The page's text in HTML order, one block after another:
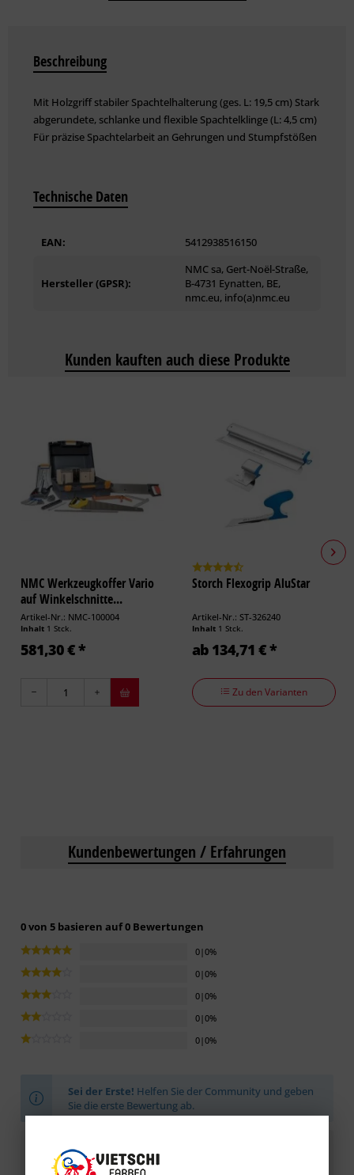
Beschreibung
Mit Holzgriff stabiler Spachtelhalterung (ges. L: 19,5 cm) Stark
abgerundete, schlanke und flexible Spachtelklinge (L: 4,5 cm)
Für präzise Spachtelarbeit an Gehrungen und Stumpfstößen
Technische Daten
EAN: 5412938516150
Hersteller (GPSR):
NMC sa, Gert-Noël-Straße,
B-4731 Eynatten, BE,
nmc.eu, info(a)nmc.eu
Kunden kauften auch diese Produkte
NMC Werkzeugkoffer Vario
auf Winkelschnitte...
Artikel-Nr.: NMC-100004
Inhalt 1 Stck.
581,30 € *
Storch Flexogrip AluStar
Artikel-Nr.: ST-326240
Inhalt 1 Stck.
ab 134,71 € *
Zu den Varianten
Kundenbewertungen / Erfahrungen
0 von 5 basieren auf 0 Bewertungen
0|0%
0|0%
0|0%
0|0%
0|0%
Sei der Erste! Helfen Sie der Community und geben
Sie die erste Bewertung ab.
Bewertung schreiben